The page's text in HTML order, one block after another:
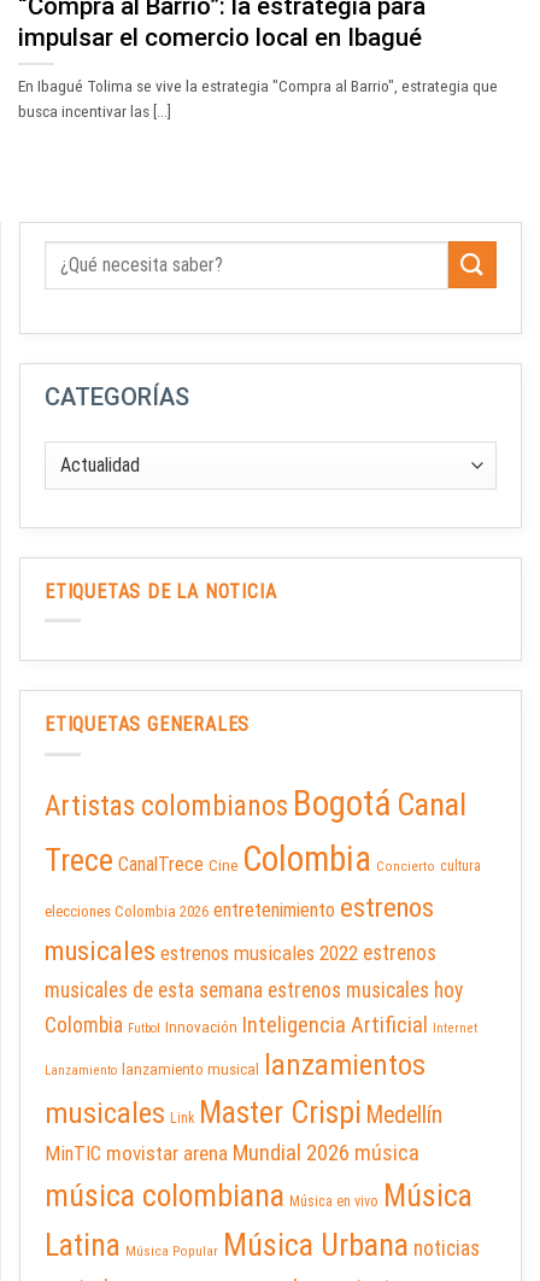
impulsar el comercio local en Ibagué
En Ibagué Tolima se vive la estrategia "Compra al Barrio", estrategia que
busca incentivar las [...]
CATEGORÍAS
ETIQUETAS DE LA NOTICIA
ETIQUETAS GENERALES
Artistas colombianos Bogotá Canal
Trece CanalTrece Cine Colombia Concierto cultura
elecciones Colombia 2026 entretenimiento estrenos
musicales estrenos musicales 2022 estrenos
musicales de esta semana estrenos musicales hoy
Colombia Futbol Innovación Inteligencia Artificial Internet
Lanzamiento lanzamiento musical
lanzamientos
musicales Link Master Crispi Medellín
MinTIC movistar arena Mundial 2026 música
música colombiana Música en vivo Música
Latina Música Popular Música Urbana noticias